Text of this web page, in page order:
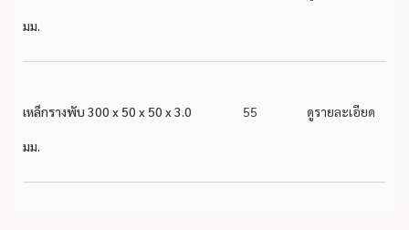
มม.
เหล็กรางพับ 300 x 50 x 50 x 3.0
มม.
55 ดูรายละเอียด